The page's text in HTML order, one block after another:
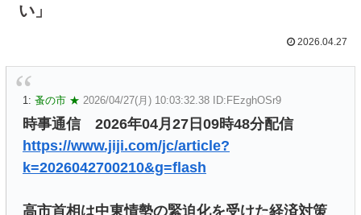
い」
2026.04.27
1: 蚤の市 ★ 2026/04/27(月) 10:03:32.38 ID:FEzghOSr9
時事通信 2026年04月27日09時48分配信
https://www.jiji.com/jc/article?
k=2026042700210&g=flash
高市首相は中東情勢の緊迫化を受けた経済対策